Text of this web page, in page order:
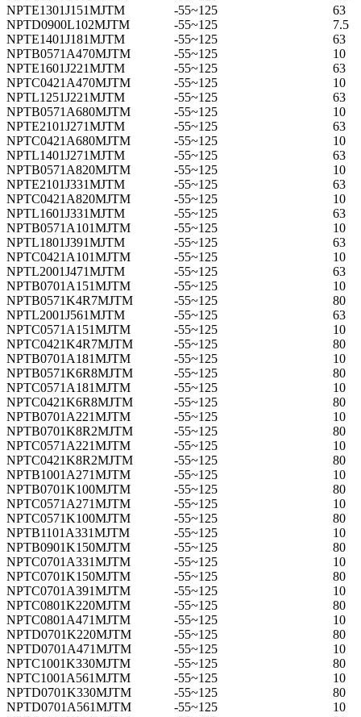
NPTE1301J151MJTM
-55~125
63
NPTD0900L102MJTM
-55~125
7.5
NPTE1401J181MJTM
-55~125
63
NPTB0571A470MJTM
-55~125
10
NPTE1601J221MJTM
-55~125
63
NPTC0421A470MJTM
-55~125
10
NPTL1251J221MJTM
-55~125
63
NPTB0571A680MJTM
-55~125
10
NPTE2101J271MJTM
-55~125
63
NPTC0421A680MJTM
-55~125
10
NPTL1401J271MJTM
-55~125
63
NPTB0571A820MJTM
-55~125
10
NPTE2101J331MJTM
-55~125
63
NPTC0421A820MJTM
-55~125
10
NPTL1601J331MJTM
-55~125
63
NPTB0571A101MJTM
-55~125
10
NPTL1801J391MJTM
-55~125
63
NPTC0421A101MJTM
-55~125
10
NPTL2001J471MJTM
-55~125
63
NPTB0701A151MJTM
-55~125
10
NPTB0571K4R7MJTM
-55~125
80
NPTL2001J561MJTM
-55~125
63
NPTC0571A151MJTM
-55~125
10
NPTC0421K4R7MJTM
-55~125
80
NPTB0701A181MJTM
-55~125
10
NPTB0571K6R8MJTM
-55~125
80
NPTC0571A181MJTM
-55~125
10
NPTC0421K6R8MJTM
-55~125
80
NPTB0701A221MJTM
-55~125
10
NPTB0701K8R2MJTM
-55~125
80
NPTC0571A221MJTM
-55~125
10
NPTC0421K8R2MJTM
-55~125
80
NPTB1001A271MJTM
-55~125
10
NPTB0701K100MJTM
-55~125
80
NPTC0571A271MJTM
-55~125
10
NPTC0571K100MJTM
-55~125
80
NPTB1101A331MJTM
-55~125
10
NPTB0901K150MJTM
-55~125
80
NPTC0701A331MJTM
-55~125
10
NPTC0701K150MJTM
-55~125
80
NPTC0701A391MJTM
-55~125
10
NPTC0801K220MJTM
-55~125
80
NPTC0801A471MJTM
-55~125
10
NPTD0701K220MJTM
-55~125
80
NPTD0701A471MJTM
-55~125
10
NPTC1001K330MJTM
-55~125
80
NPTC1001A561MJTM
-55~125
10
NPTD0701K330MJTM
-55~125
80
NPTD0701A561MJTM
-55~125
10